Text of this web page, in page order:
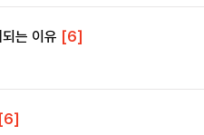
는 이유 [6]
[6]